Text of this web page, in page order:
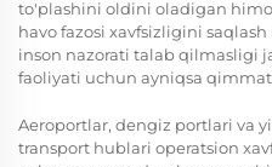
to'plashini oldini oladigan
havo fazosi xavfsizligini
inson nazorati talab qilmasligi
faoliyati uchun ayniqsa
Aeroportlar, dengiz portlari va
transport hublari operatsion